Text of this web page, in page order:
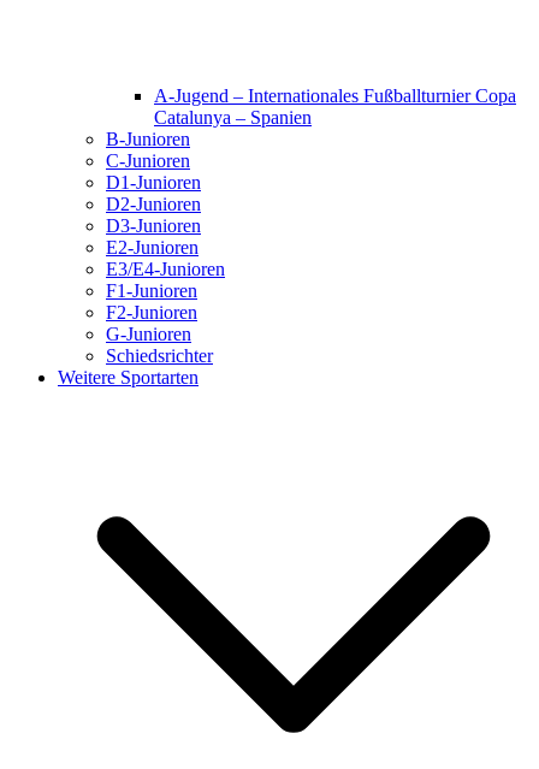
A-Jugend – Internationales Fußballturnier Copa
Catalunya – Spanien
B-Junioren
C-Junioren
D1-Junioren
D2-Junioren
D3-Junioren
E2-Junioren
E3/E4-Junioren
F1-Junioren
F2-Junioren
G-Junioren
Schiedsrichter
Weitere Sportarten